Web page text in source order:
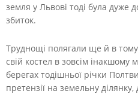
земля у Львові тоді була дуже
збиток.
Труднощі полягали ще й в
свій костел в зовсім інакшому
берегах тодішньої річки
претензії на земельну